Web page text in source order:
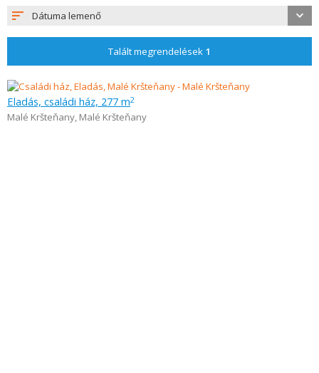
Dátuma lemenő
Talált megrendelések 1
Eladás, családi ház, 277 m2
Malé Kršteňany, Malé Kršteňany